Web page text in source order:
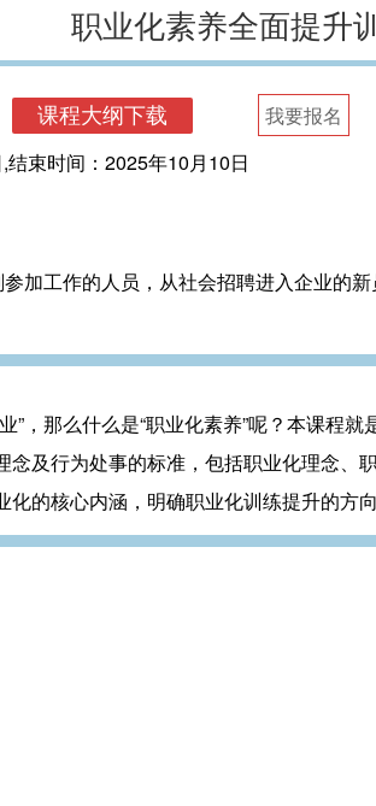
职业化素养全面提升
我要报名
束时间：2025年10月10日
加工作的人员，从社会招聘进入企业的
”，那么什么是“职业化素养”呢？本课程
念及行为处事的标准，包括职业化理念、
的核心内涵，明确职业化训练提升的方